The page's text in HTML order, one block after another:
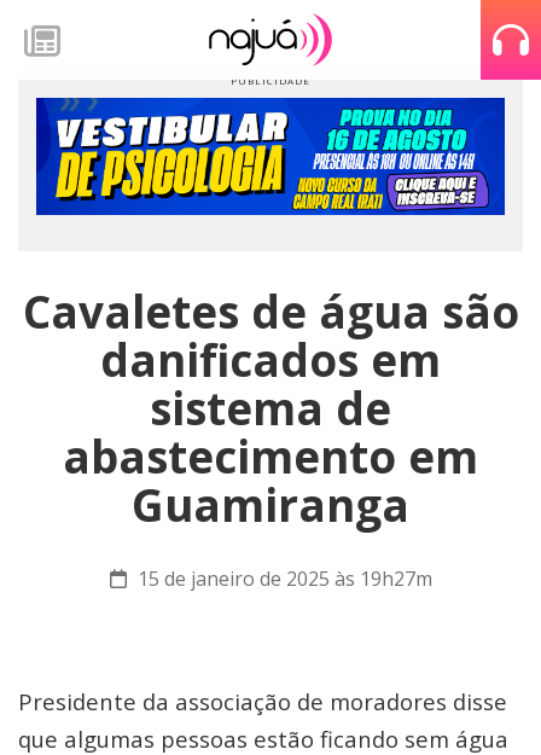
Cavaletes de água são
danificados em
sistema de
abastecimento em
Guamiranga
15 de janeiro de 2025 às 19h27m
Presidente da associação de moradores disse
que algumas pessoas estão ficando sem água